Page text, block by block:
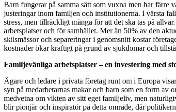
Barn fungerar på samma sätt som vuxna men har
justeringar inom familjen och institutionerna. I värsta
stress, men tillräckligt många för att det ska tas på
arbetsplatser och för samhället. Mer än 50% av den
skilsmässor och separeringar i genomsnitt kostar
kostnader ökar kraftigt på grund av sjukdomar och
Familjevänliga arbetsplatser – en investering med
Ägare och ledare i privata företag runt om i Europa
syn på medarbetarnas makar och barn som en form
medvetna om vikten av sitt eget familjeliv, men
blir pionjär och inspiratör på detta område, där